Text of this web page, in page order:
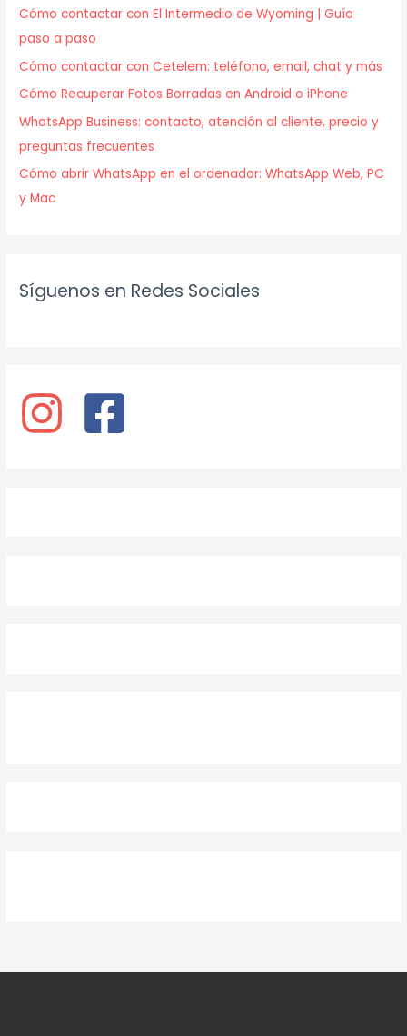
Cómo contactar con El Intermedio de Wyoming | Guía
paso a paso
Cómo contactar con Cetelem: teléfono, email, chat y más
Cómo Recuperar Fotos Borradas en Android o iPhone
WhatsApp Business: contacto, atención al cliente, precio y
preguntas frecuentes
Cómo abrir WhatsApp en el ordenador: WhatsApp Web, PC
y Mac
Síguenos en Redes Sociales